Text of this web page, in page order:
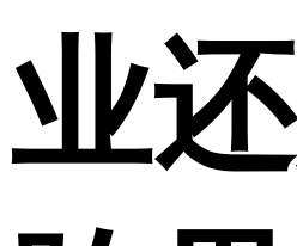
业